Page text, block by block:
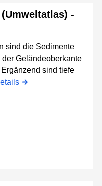
-
sind die Sedimente
der Geländeoberkante
sind tiefe